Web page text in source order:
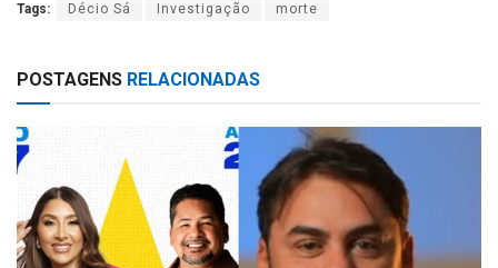
at
A
ar
Tags: Décio Sá Investigação morte
POSTAGENS RELACIONADAS